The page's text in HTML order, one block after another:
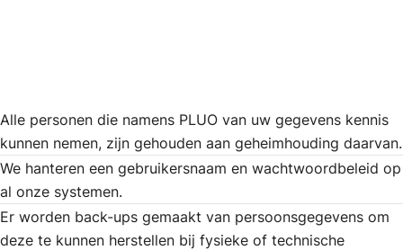
Alle personen die namens PLUO van uw gegevens kennis
kunnen nemen, zijn gehouden aan geheimhouding daarvan.
We hanteren een gebruikersnaam en wachtwoordbeleid op
al onze systemen.
Er worden back-ups gemaakt van persoonsgegevens om
deze te kunnen herstellen bij fysieke of technische